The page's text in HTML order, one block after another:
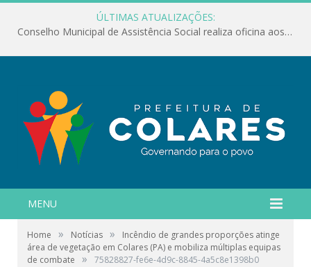
ÚLTIMAS ATUALIZAÇÕES:
Conselho Municipal de Assistência Social realiza oficina aos servidores
MENU
Home » Notícias »
Incêndio de grandes proporções atinge
área de vegetação em Colares (PA) e mobiliza múltiplas equipas
de combate
» 75828827-fe6e-4d9c-8845-4a5c8e1398b0